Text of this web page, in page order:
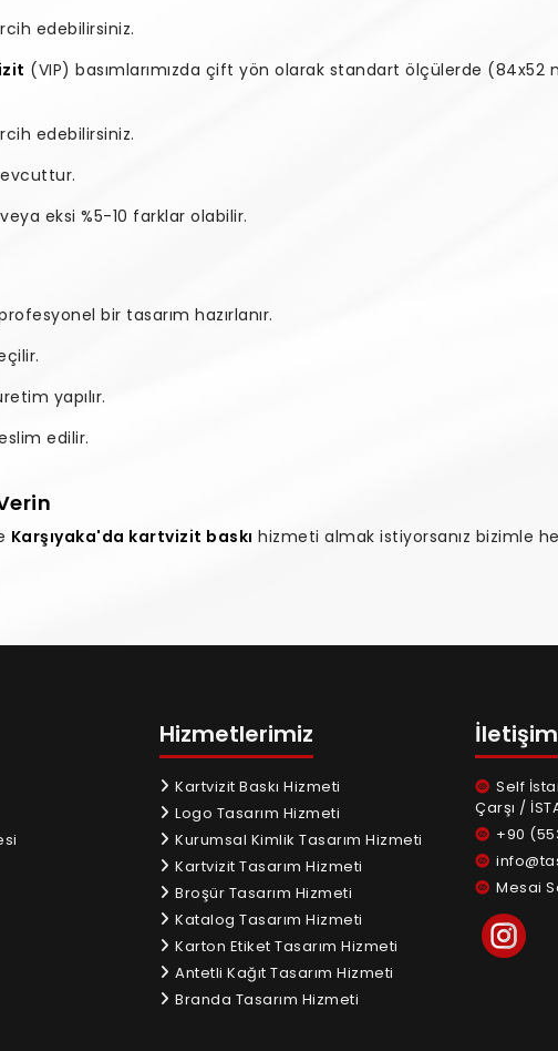
edebilirsiniz.
(VIP) basımlarımızda çift yön olarak standart ölçülerde (84x52
edebilirsiniz.
eksi %5-10 farklar olabilir.
bir tasarım hazırlanır.
yapılır.
edilir.
Karşıyaka'da kartvizit baskı hizmeti almak istiyorsanız bizimle
Hizmetlerimiz
Kartvizit Baskı Hizmeti
Logo Tasarım Hizmeti
Kurumsal Kimlik Tasarım Hizmeti
Kartvizit Tasarım Hizmeti
Broşür Tasarım Hizmeti
Katalog Tasarım Hizmeti
Karton Etiket Tasarım Hizmeti
Antetli Kağıt Tasarım Hizmeti
Branda Tasarım Hizmeti
İletişim
Self
Çarşı /
+90
Mesai